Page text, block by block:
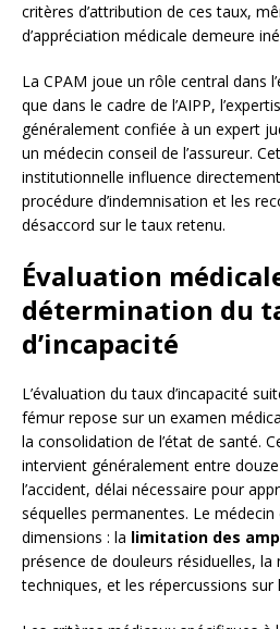
critères d’attribution de ces taux,
d’appréciation médicale demeure
La CPAM joue un rôle central dans
que dans le cadre de l’AIPP,
généralement confiée à un expert
un médecin conseil de l’assureur.
institutionnelle influence
procédure d’indemnisation et les
désaccord sur le taux retenu.
Évaluation
détermination du
d’incapacité
L’évaluation du taux d’incapacité
fémur repose sur un examen
la consolidation de l’état de santé.
intervient généralement entre
l’accident, délai nécessaire pour
séquelles permanentes. Le
dimensions : la limitation des
présence de douleurs résiduelles, la
techniques, et les répercussions